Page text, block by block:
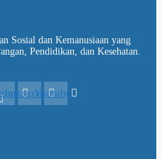
Sosial dan Kemanusiaan yang
Pendidikan, dan Kesehatan.
InstagramYoutube